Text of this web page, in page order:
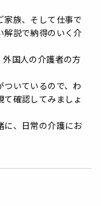
族、そして仕事で
解説で納得のいく介
国人の介護者の方
いているので、わ
確認してみましょ
に、日常の介護にお